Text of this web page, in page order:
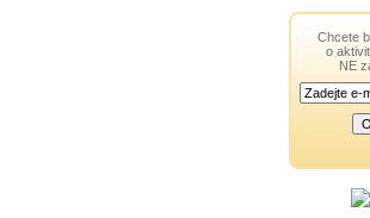
Chcete
o
NE